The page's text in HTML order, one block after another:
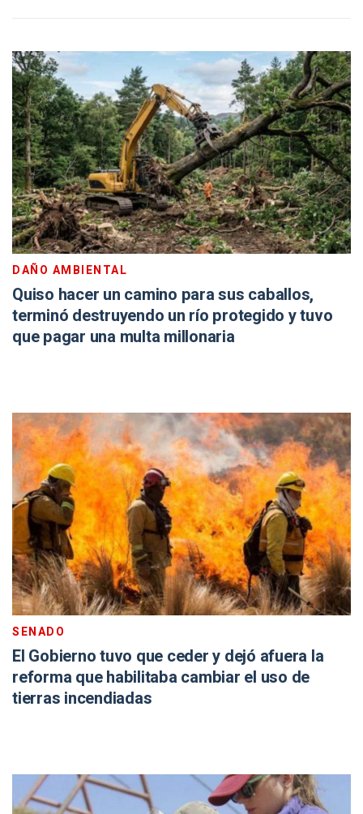
DAÑO AMBIENTAL
Quiso hacer un camino para sus caballos,
terminó destruyendo un río protegido y tuvo
que pagar una multa millonaria
SENADO
El Gobierno tuvo que ceder y dejó afuera la
reforma que habilitaba cambiar el uso de
tierras incendiadas